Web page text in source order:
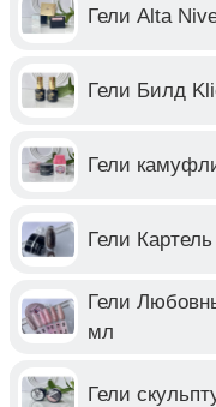
Гели Alta
Гели Билд
Гели
Гели
Гели
мл
Гели